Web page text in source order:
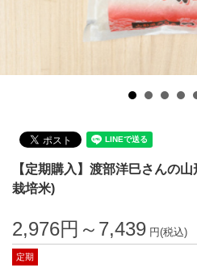
【定期購入】渡部洋巳さんの
栽培米)
2,976円～7,439 円(税込)
定期